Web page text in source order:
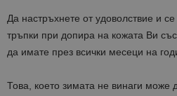
Да настръхнете от удоволствие и
тръпки при допира на кожата Ви
да имате през всички месеци на
Това, което зимата не винаги